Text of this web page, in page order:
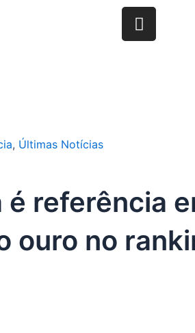
I
n
, Últimas Notícias
é referência
ouro no